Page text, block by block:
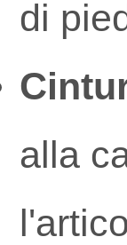
di
alla